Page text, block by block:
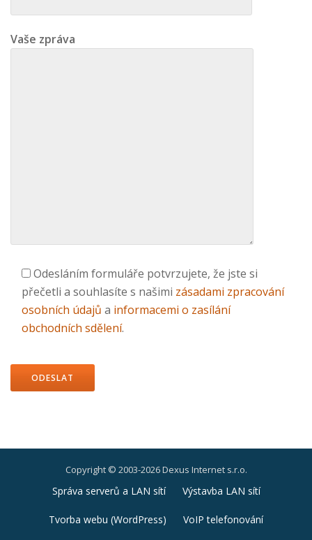
Vaše zpráva
Odesláním formuláře potvrzujete, že jste si
přečetli a souhlasíte s našimi zásadami zpracování
osobních údajů a informacemi o zasílání
obchodních sdělení.
Ponechte
toto
Copyright © 2003-2026 Dexus Internet s.r.o.
Druhé
ménu
Správa serverů a LAN sítí Výstavba LAN sítí
Tvorba webu (WordPress) VoIP telefonování